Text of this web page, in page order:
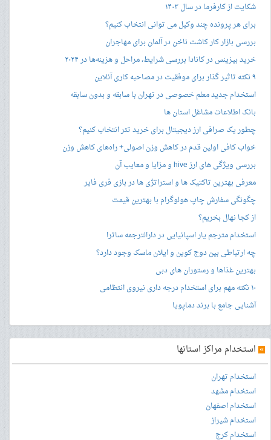
شکایت از کارفرما در سال ۱۴۰۳
برای هر پرونده چند وکیل می توانی انتخاب کنیم؟
بررسی بازار کار کاشت ناخن در آلمان برای مهاجران
خرید بیزینس در کانادا بررسی شرایط، مراحل و هزینه‌ها در ۲۰۲۴
۹ نکته تاثیر گذار برای موفقیت در مصاحبه کاری آنلاین
استخدام جدید معلم خصوصی در تهران با سابقه و بدون سابقه
بانک اطلاعات مشاغل استان ها
چطور یک صرافی ارز دیجیتال برای خرید تتر انتخاب کنیم؟
خواب کافی اولین قدم در کاهش وزن اصولی+ راه‌های کاهش وزن
بررسی ویژگی های ارز hive و مزایا و معایب آن
معرفی بهترین تاکتیک ها و استراتژی ها در بازی فری فایر
چگونگی سفارش چاپ هولوگرام با بهترین قیمت
از کجا نهال بخریم؟
استخدام مترجم یار اسپانیایی در دارالترجمه ساترا
چه ارتباطی بین دوج کوین و ایلان ماسک وجود دارد؟
بهترین غذاها و رستوران های دبی
۱۰ نکته مهم برای استخدام درجه داری نیروی انتظامی
آشنایی جامع با برند دماپویا
» استخدام مراکز استانها
استخدام تهران
استخدام مشهد
استخدام اصفهان
استخدام شیراز
استخدام کرج